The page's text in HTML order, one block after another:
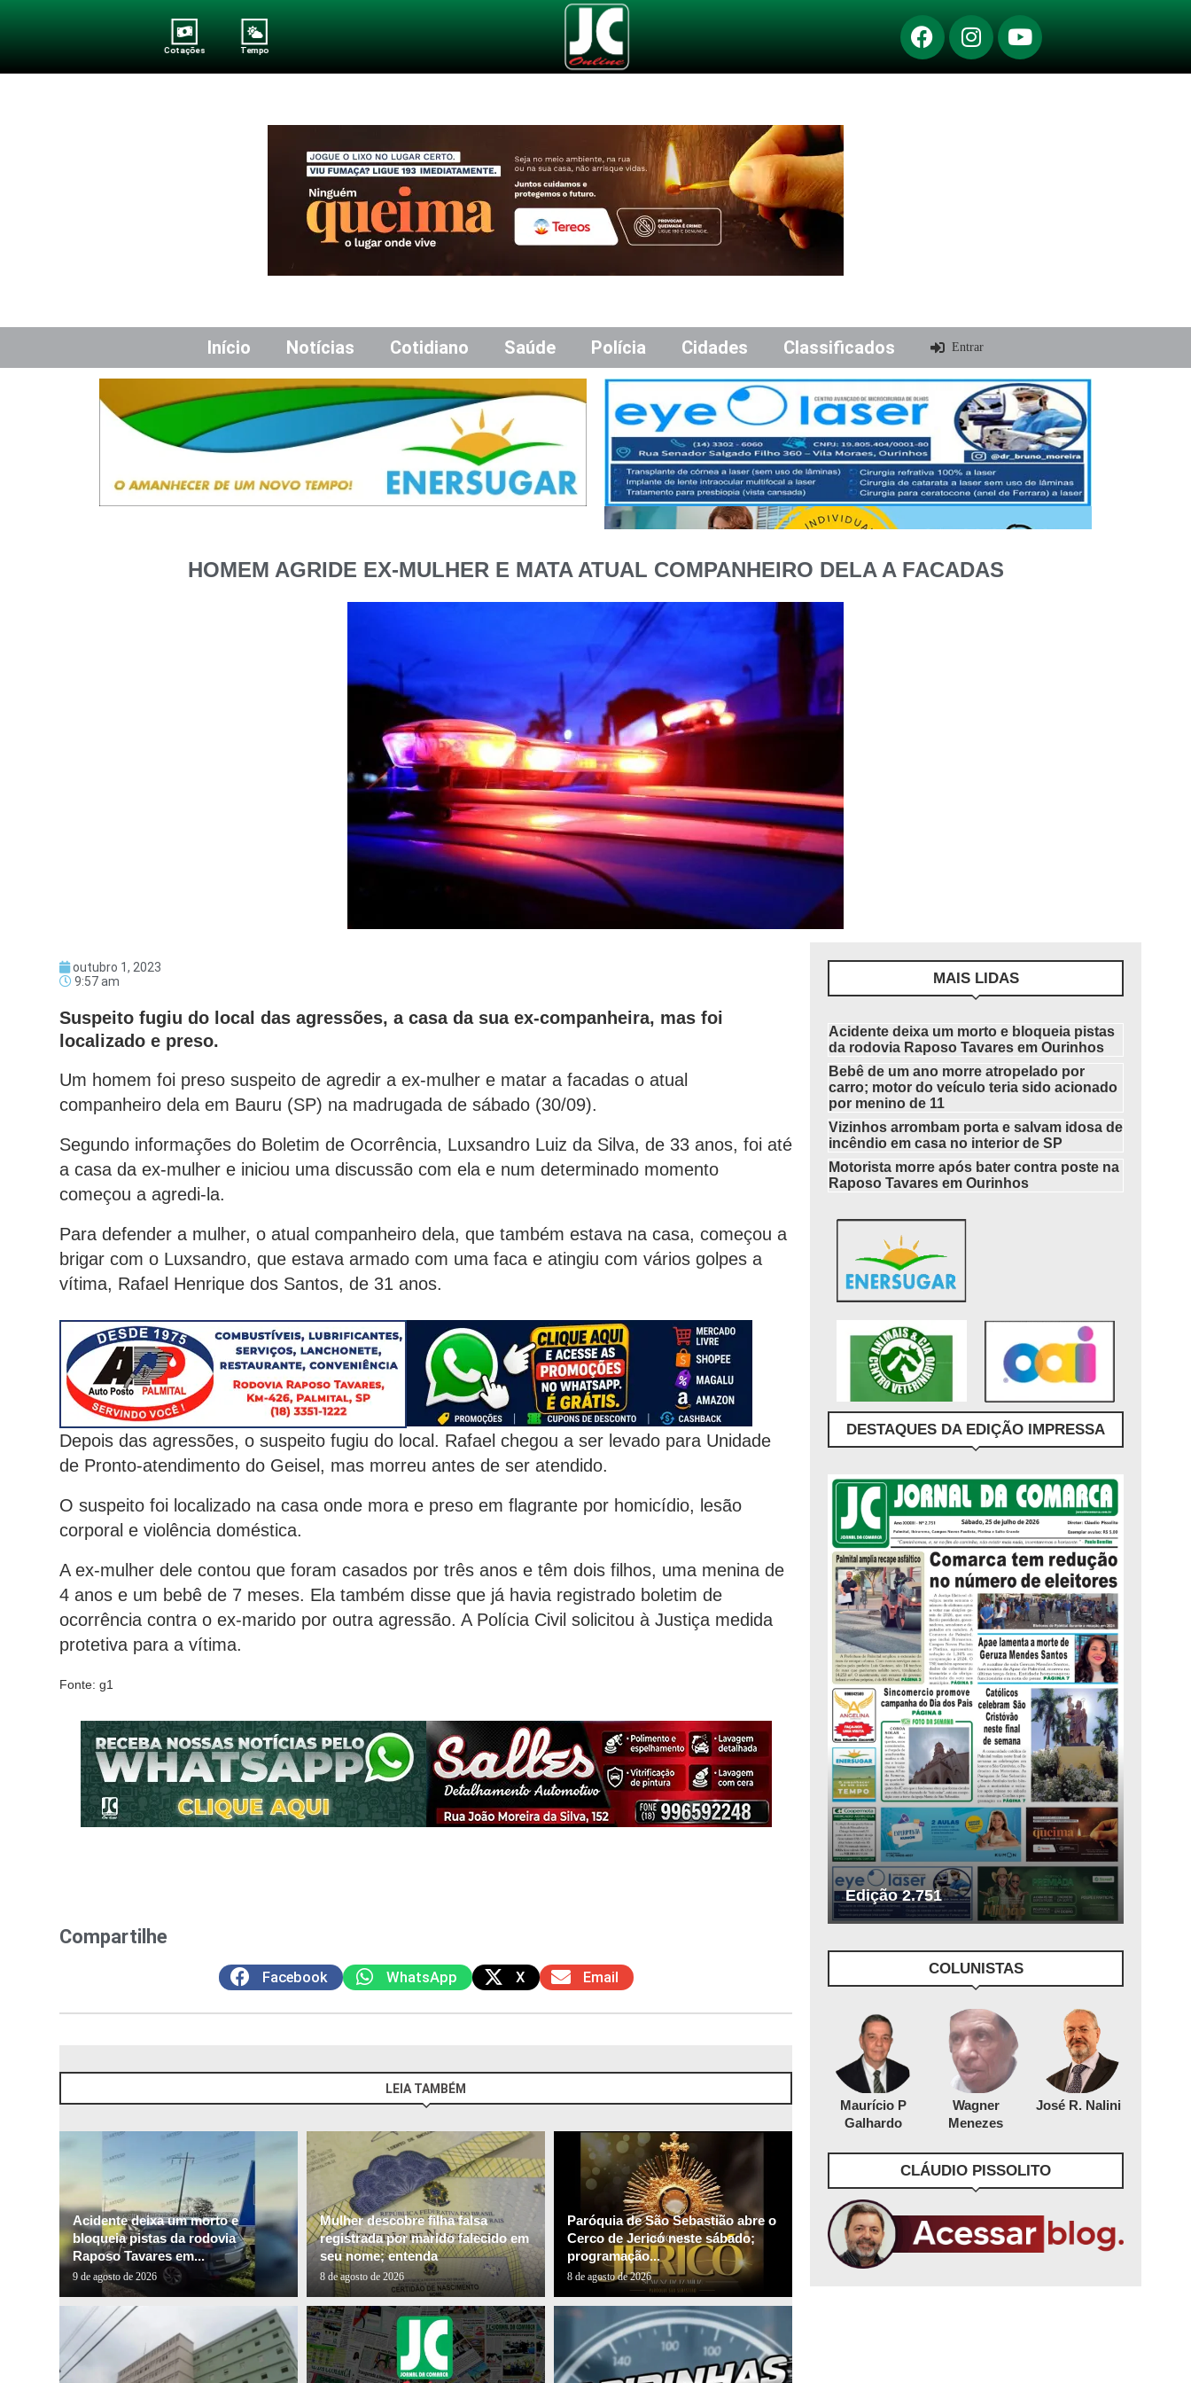
Cotações Tempo
Início Notícias Cotidiano Saúde Polícia Cidades Classificados Entrar
HOMEM AGRIDE EX-MULHER E MATA ATUAL COMPANHEIRO DELA A FACADAS
outubro 1, 2023
9:57 am
Suspeito fugiu do local das agressões, a casa da sua ex-companheira, mas foi
localizado e preso.
Um homem foi preso suspeito de agredir a ex-mulher e matar a facadas o atual
companheiro dela em Bauru (SP) na madrugada de sábado (30/09).
Segundo informações do Boletim de Ocorrência, Luxsandro Luiz da Silva, de 33 anos, foi até
a casa da ex-mulher e iniciou uma discussão com ela e num determinado momento
começou a agredi-la.
Para defender a mulher, o atual companheiro dela, que também estava na casa, começou a
brigar com o Luxsandro, que estava armado com uma faca e atingiu com vários golpes a
vítima, Rafael Henrique dos Santos, de 31 anos.
Depois das agressões, o suspeito fugiu do local. Rafael chegou a ser levado para Unidade
de Pronto-atendimento do Geisel, mas morreu antes de ser atendido.
O suspeito foi localizado na casa onde mora e preso em flagrante por homicídio, lesão
corporal e violência doméstica.
A ex-mulher dele contou que foram casados por três anos e têm dois filhos, uma menina de
4 anos e um bebê de 7 meses. Ela também disse que já havia registrado boletim de
ocorrência contra o ex-marido por outra agressão. A Polícia Civil solicitou à Justiça medida
protetiva para a vítima.
Fonte: g1
Compartilhe
Facebook WhatsApp X Email
LEIA TAMBÉM
Acidente deixa um morto e
bloqueia pistas da rodovia
Raposo Tavares em...
9 de agosto de 2026
Mulher descobre filha falsa
registrada por marido falecido em
seu nome; entenda
8 de agosto de 2026
Paróquia de São Sebastião abre o
Cerco de Jericó neste sábado;
programação...
8 de agosto de 2026
MAIS LIDAS
Acidente deixa um morto e bloqueia pistas
da rodovia Raposo Tavares em Ourinhos
Bebê de um ano morre atropelado por
carro; motor do veículo teria sido acionado
por menino de 11
Vizinhos arrombam porta e salvam idosa de
incêndio em casa no interior de SP
Motorista morre após bater contra poste na
Raposo Tavares em Ourinhos
DESTAQUES DA EDIÇÃO IMPRESSA
Edição 2.751
COLUNISTAS
Maurício P
Galhardo
Wagner
Menezes
José R. Nalini
CLÁUDIO PISSOLITO